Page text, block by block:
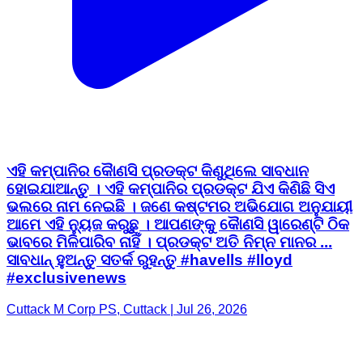
ଏହି କମ୍ପାନିର କୈାଣସି ପ୍ରଡକ୍ଟ କିଣୁଥିଲେ ସାବଧାନ
ହୋଇଯାଆନ୍ତୁ । ଏହି କମ୍ପାନିର ପ୍ରଡକ୍ଟ ଯିଏ କିଣିଛି ସିଏ
ଭଲରେ ନାମ ନେଇଛି । ଜଣେ କଷ୍ଟମର ଅଭିଯୋଗ ଅନୁଯାୟୀ
ଆମେ ଏହି ନ୍ୟୁଜ କରୁଛୁ । ଆପଣଙ୍କୁ କୈାଣସି ୱାରେଣ୍ଟି ଠିକ
ଭାବରେ ମିଳିପାରିବ ନାହିଁ । ପ୍ରଡକ୍ଟ ଅତି ନିମ୍ନ ମାନର ...
ସାବଧାନ୍ ହୁଅନ୍ତୁ ସତର୍କ ରୁହନ୍ତୁ #havells #lloyd
#exclusivenews
Cuttack M Corp PS, Cuttack | Jul 26, 2026